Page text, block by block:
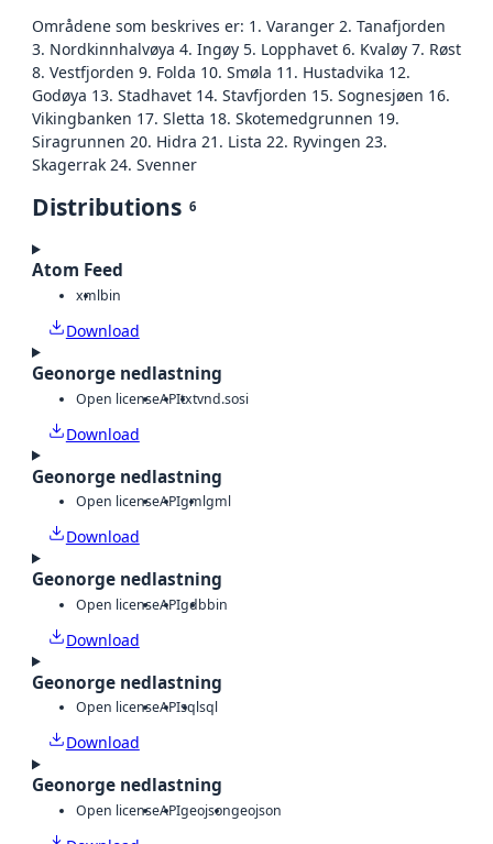
Områdene som beskrives er: 1. Varanger 2. Tanafjorden
3. Nordkinnhalvøya 4. Ingøy 5. Lopphavet 6. Kvaløy 7. Røst
8. Vestfjorden 9. Folda 10. Smøla 11. Hustadvika 12.
Godøya 13. Stadhavet 14. Stavfjorden 15. Sognesjøen 16.
Vikingbanken 17. Sletta 18. Skotemedgrunnen 19.
Siragrunnen 20. Hidra 21. Lista 22. Ryvingen 23.
Skagerrak 24. Svenner
Distributions 6
Atom Feed
xmlbin
Download
Geonorge nedlastning
Open licenseAPItxtvnd.sosi
Download
Geonorge nedlastning
Open licenseAPIgmlgml
Download
Geonorge nedlastning
Open licenseAPIgdbbin
Download
Geonorge nedlastning
Open licenseAPIsqlsql
Download
Geonorge nedlastning
Open licenseAPIgeojsongeojson